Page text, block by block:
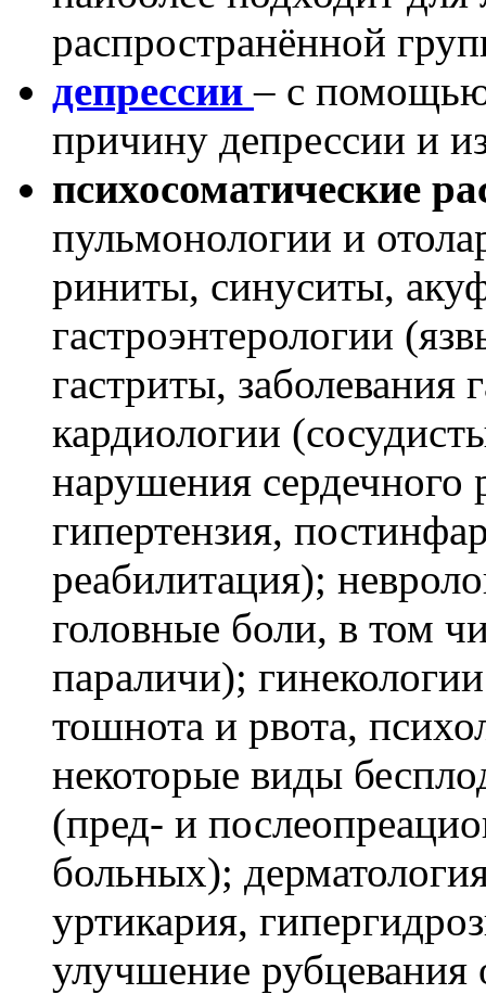
распространённой
депрессии – с
причину депрессии и
психосоматические
пульмонологии и
риниты, синуситы,
гастроэнтерологии
гастриты, заболевания
кардиологии
нарушения сердечного
гипертензия,
реабилитация);
головные боли, в том
параличи);
тошнота и рвота,
некоторые виды
(пред- и
больных);
уртикария,
улучшение рубцевания